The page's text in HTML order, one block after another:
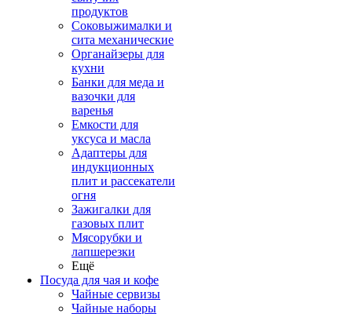
продуктов
Соковыжималки и
сита механические
Органайзеры для
кухни
Банки для меда и
вазочки для
варенья
Емкости для
уксуса и масла
Адаптеры для
индукционных
плит и рассекатели
огня
Зажигалки для
газовых плит
Мясорубки и
лапшерезки
Ещё
Посуда для чая и кофе
Чайные сервизы
Чайные наборы